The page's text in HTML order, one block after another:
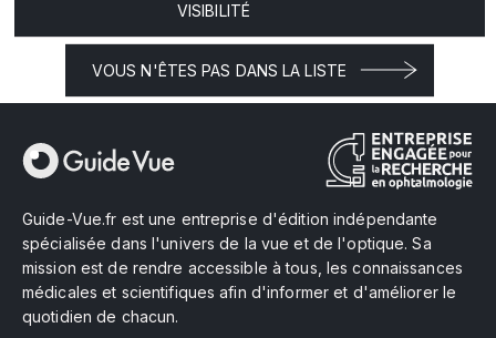
VISIBILITÉ
VOUS N'ÊTES PAS DANS LA LISTE
Guide-Vue.fr est une entreprise d'édition indépendante
spécialisée dans l'univers de la vue et de l'optique. Sa
mission est de rendre accessible à tous, les connaissances
médicales et scientifiques afin d'informer et d'améliorer le
quotidien de chacun.